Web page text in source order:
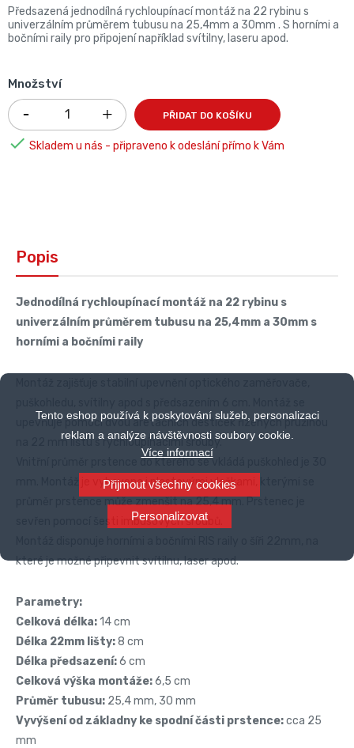
Tento eshop používá k poskytování služeb, personalizaci
reklam a analýze návštěvnosti soubory cookie.
Více informací
Přijmout všechny cookies
Personalizovat
Předsazená jednodílná rychloupínací montáž na 22 rybinu s
univerzálním průměrem tubusu na 25,4mm a 30mm . S horními a
bočními raily pro připojení například svítilny, laseru apod.
Množství
PŘIDAT DO KOŠÍKU
 Skladem u nás - připraveno k odeslání přímo k Vám
Popis
Jednodílná rychloupínací montáž na 22 rybinu s
univerzálním průměrem tubusu na 25,4mm a 30mm s
horními a bočními raily
upevňuje pomocí dvou aretačních destiček řízených pružinou
na 22 mm lištu s rychloupínacími šrouby.
Vnitřní průměr prstence do kterého se vkládá puškohled je 30
mm. Montáž je vybavena i plastovými vložkami, kterými se
průměr prstence může zmenšit na 25,4 mm. Prstenec je
sevřen pomocí šesti imbusových šroubů.
které je možné připevnit svítilnu, laser apod.
Parametry:
Celková délka:14 cm
Délka 22mm lišty:8 cm
Délka předsazení:6 cm
Celková výška montáže:6,5 cm
Průměr tubusu: 25,4 mm, 30 mm
Vyvýšení od základny ke spodní části prstence:cca 25
mm